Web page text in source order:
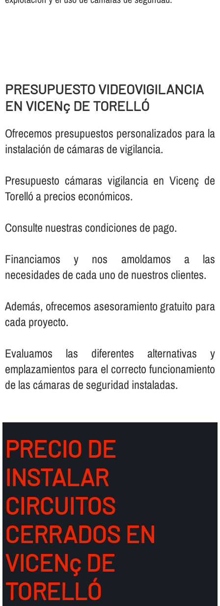
PRESUPUESTO VIDEOVIGILANCIA
EN VICENç DE TORELLÓ
Ofrecemos presupuestos personalizados para la
instalación de cámaras de vigilancia.
Presupuesto cámaras vigilancia en Vicenç de
Torelló a precios económicos.
Consulte nuestras condiciones de pago.
Financiamos y nos amoldamos a las
necesidades de cada uno de nuestros clientes.
Además, ofrecemos asesoramiento gratuito para
cada proyecto.
Evaluamos las diferentes alternativas y
emplazamientos para el correcto funcionamiento
de las cámaras de seguridad instaladas.
PRECIO DE
INSTALAR
CIRCUITOS
CERRADOS EN
VICENç DE
TORELLÓ